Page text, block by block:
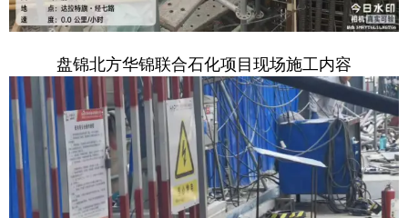
盘锦北方华锦联合石化项目现场施工内容